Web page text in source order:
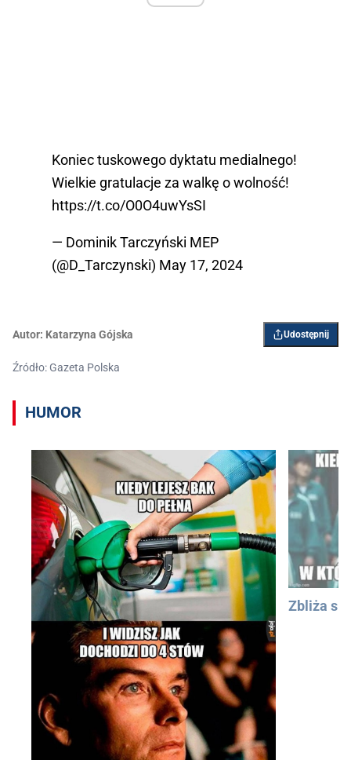
Koniec tuskowego dyktatu medialnego!
Wielkie gratulacje za walkę o wolność!
https://t.co/O0O4uwYsSI
— Dominik Tarczyński MEP
(@D_Tarczynski) May 17, 2024
Autor: Katarzyna Gójska Udostępnij
Źródło: Gazeta Polska
HUMOR
Zbliża się